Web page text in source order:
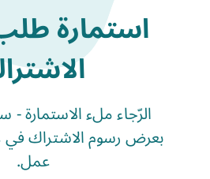
استمارة
الرّجاء ملء الاستمارة
بعرض رسوم الاشتراك في
عمل.